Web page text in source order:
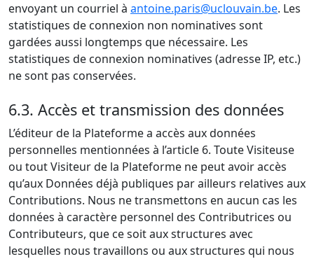
envoyant un courriel à antoine.paris@uclouvain.be. Les
statistiques de connexion non nominatives sont
gardées aussi longtemps que nécessaire. Les
statistiques de connexion nominatives (adresse IP, etc.)
ne sont pas conservées.
6.3. Accès et transmission des données
L’éditeur de la Plateforme a accès aux données
personnelles mentionnées à l’article 6. Toute Visiteuse
ou tout Visiteur de la Plateforme ne peut avoir accès
qu’aux Données déjà publiques par ailleurs relatives aux
Contributions. Nous ne transmettons en aucun cas les
données à caractère personnel des Contributrices ou
Contributeurs, que ce soit aux structures avec
lesquelles nous travaillons ou aux structures qui nous